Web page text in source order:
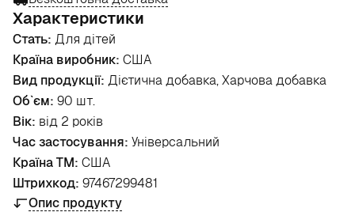
Характеристики
Стать: Для дітей
Країна виробник: США
Вид продукції: Дієтична добавка, Харчова добавка
Об`єм: 90 шт.
Вік: від 2 років
Час застосування: Універсальний
Країна ТМ: США
Штрихкод: 97467299481
Опис продукту